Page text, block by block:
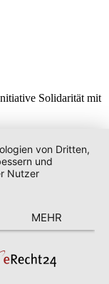
Solidarität mit
von Dritten,
und
Nutzer
MEHR